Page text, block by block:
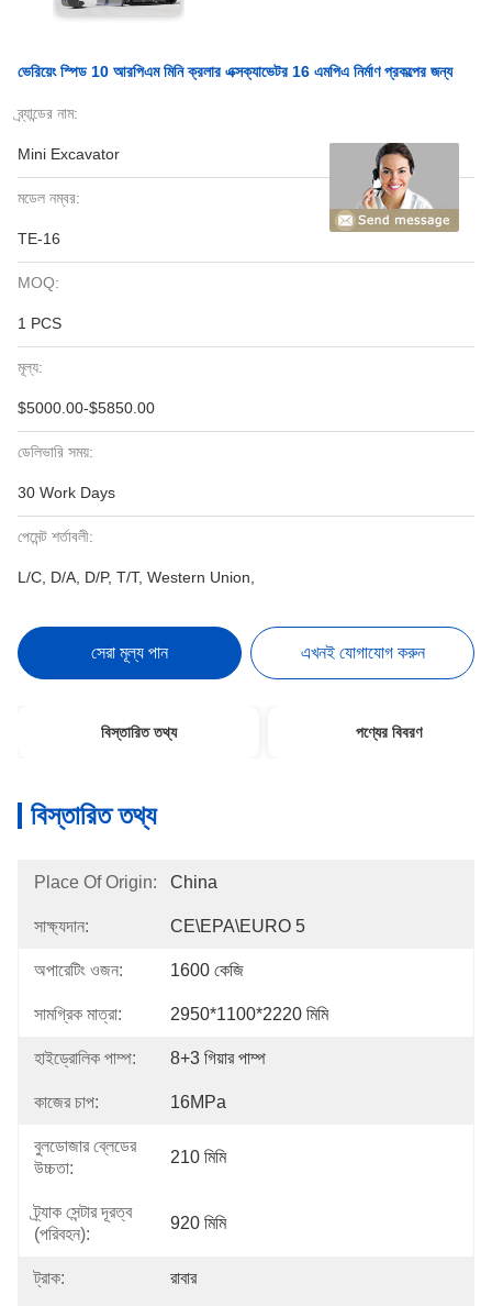
ভেরিয়েং স্পিড 10 আরপিএম মিনি ক্রলার এক্সক্যাভেটর 16 এমপিএ নির্মাণ প্রকল্পের জন্য
ব্র্যান্ডের নাম:
Mini Excavator
মডেল নম্বর:
TE-16
MOQ:
1 PCS
মূল্য:
$5000.00-$5850.00
ডেলিভারি সময়:
30 Work Days
পেমেন্ট শর্তাবলী:
L/C, D/A, D/P, T/T, Western Union,
সেরা মূল্য পান এখনই যোগাযোগ করুন
বিস্তারিত তথ্য পণ্যের বিবরণ
বিস্তারিত তথ্য
Place Of Origin: China
সাক্ষ্যদান: CE\EPA\EURO 5
অপারেটিং ওজন: 1600 কেজি
সামগ্রিক মাত্রা: 2950*1100*2220 মিমি
হাইড্রোলিক পাম্প: 8+3 গিয়ার পাম্প
কাজের চাপ: 16MPa
বুলডোজার ব্লেডের
উচ্চতা:
210 মিমি
ট্র্যাক সেন্টার দূরত্ব
(পরিবহন):
920 মিমি
ট্রাক: রাবার